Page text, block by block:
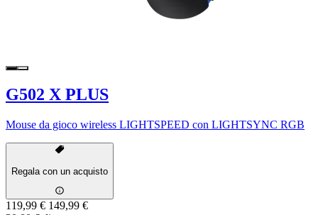
G502 X PLUS
Mouse da gioco wireless LIGHTSPEED con LIGHTSYNC RGB
Regala con un acquisto
119,99 € 149,99 €